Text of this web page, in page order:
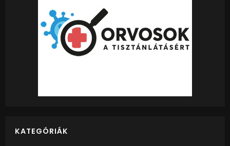
KATEGÓRIÁK